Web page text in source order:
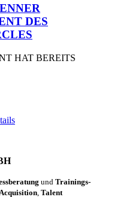
DES
HAT BEREITS
und Trainings-
, Talent